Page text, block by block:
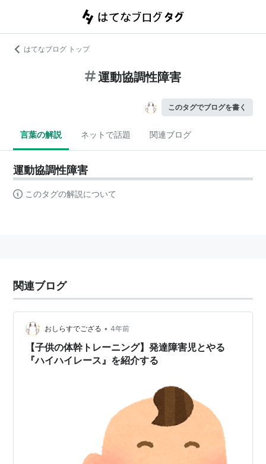
はてなブログ トップ
運動協調性障害
このタグでブログを書く
言葉の解説 ネットで話題 関連ブログ
運動協調性障害
このタグの解説について
関連ブログ
おしらすでござる • 4年前
【子供の体幹トレーニング】発達障害児とやる
『ハイハイレース』を紹介する